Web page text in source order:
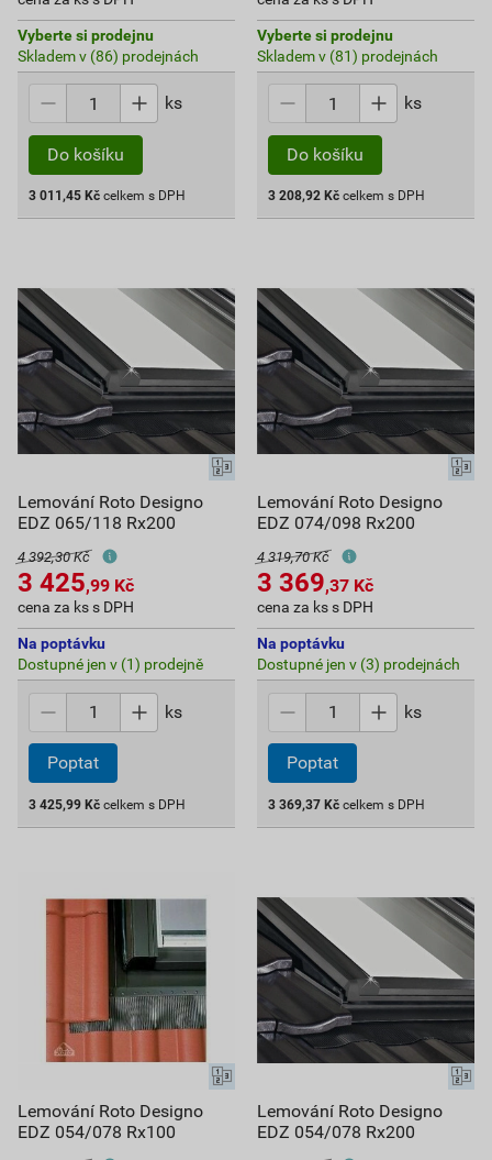
Vyberte si prodejnu
Skladem v (86) prodejnách
ks
Do košíku
3 011,45 Kč celkem s DPH
Vyberte si prodejnu
Skladem v (81) prodejnách
ks
Do košíku
3 208,92 Kč celkem s DPH
Lemování Roto Designo
EDZ 065/118 Rx200
4 392,30 Kč
3 425,99 Kč
cena za ks s DPH
Na poptávku
Dostupné jen v (1) prodejně
ks
Poptat
3 425,99 Kč celkem s DPH
Lemování Roto Designo
EDZ 074/098 Rx200
4 319,70 Kč
3 369,37 Kč
cena za ks s DPH
Na poptávku
Dostupné jen v (3) prodejnách
ks
Poptat
3 369,37 Kč celkem s DPH
Lemování Roto Designo
EDZ 054/078 Rx100
Lemování Roto Designo
EDZ 054/078 Rx200